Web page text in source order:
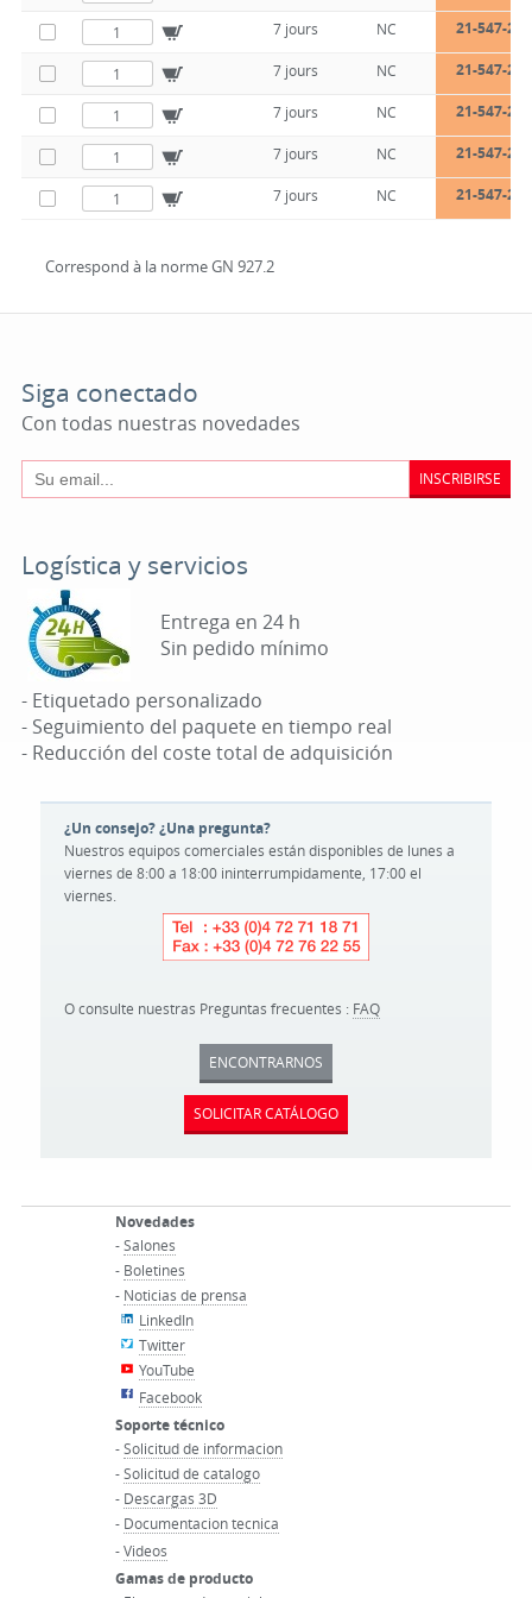
7 jours NC 21-547-
7 jours NC 21-547-
7 jours NC 21-547-
7 jours NC 21-547-
7 jours NC 21-547-
Correspond à la norme GN 927.2
Siga conectado
Con todas nuestras novedades
INSCRIBIRSE
Logística y servicios
Entrega en 24 h
Sin pedido mínimo
- Etiquetado personalizado
- Seguimiento del paquete en tiempo real
- Reducción del coste total de adquisición
¿Un consejo? ¿Una pregunta?
Nuestros equipos comerciales están disponibles de lunes a
viernes de 8:00 a 18:00 ininterrumpidamente, 17:00 el
viernes.
O consulte nuestras Preguntas frecuentes : FAQ
ENCONTRARNOS
SOLICITAR CATÁLOGO
Novedades
-Salones
- Boletines
- Noticias de prensa
LinkedIn
Twitter
YouTube
Facebook
Soporte técnico
-Solicitud de informacion
-Solicitud de catalogo
- Descargas 3D
- Documentacion tecnica
-Videos
Gamas de producto